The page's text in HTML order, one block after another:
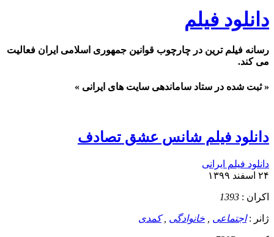
دانلود فیلم
رسانه فیلم ترین در چارچوب قوانین جمهوری اسلامی ایران فعالیت
می کند.
« ثبت شده در ستاد ساماندهی سایت های ایرانی »
دانلود فیلم شانس عشق تصادف
دانلود فیلم ایرانی
۲۴ اسفند ۱۳۹۹
اکران : 1393
ژانر :اجتماعی خانوادگی ,کمدی